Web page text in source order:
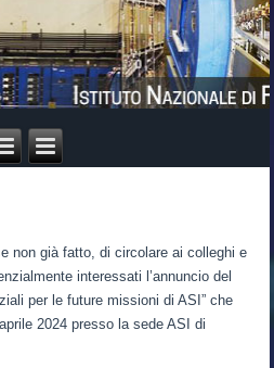
non già fatto, di circolare ai colleghi e
interessati l’annuncio del
per le future missioni di ASI” che
2024 presso la sede ASI di